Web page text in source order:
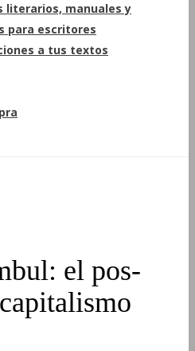
literarios, manuales y
para escritores
a tus textos
el pos-